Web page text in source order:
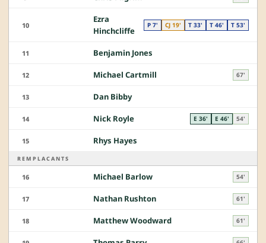
10
Ezra
Hinchcliffe
P 7' CJ 19' T 33' T 46' T 53'
11 Benjamin Jones
12 Michael Cartmill 67'
13 Dan Bibby
14 Nick Royle E 36' E 46' 54'
15 Rhys Hayes
REMPLACANTS
16 Michael Barlow 54'
17 Nathan Rushton 61'
18 Matthew Woodward 61'